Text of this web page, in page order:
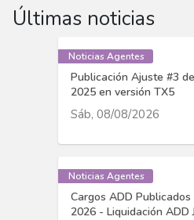
Últimas noticias
Noticias Agentes
Publicación Ajuste #3
2025 en versión TX5
Sáb, 08/08/2026
Noticias Agentes
Cargos ADD
2026 - Liquidación ADD